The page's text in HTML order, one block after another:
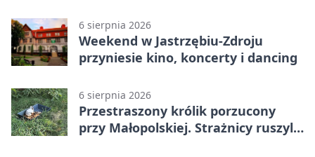
6 sierpnia 2026
Weekend w Jastrzębiu-Zdroju
przyniesie kino, koncerty i dancing
6 sierpnia 2026
Przestraszony królik porzucony
przy Małopolskiej. Strażnicy ruszyli